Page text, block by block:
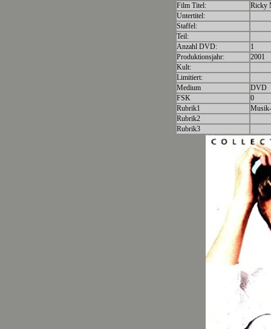
Film Titel:
Ricky
Untertitel:
Staffel:
Teil:
Anzahl DVD:
1
Produktionsjahr:
2001
Kult:
Limitiert:
Medium
DVD
FSK
0
Rubrik1
Rubrik2
Rubrik3